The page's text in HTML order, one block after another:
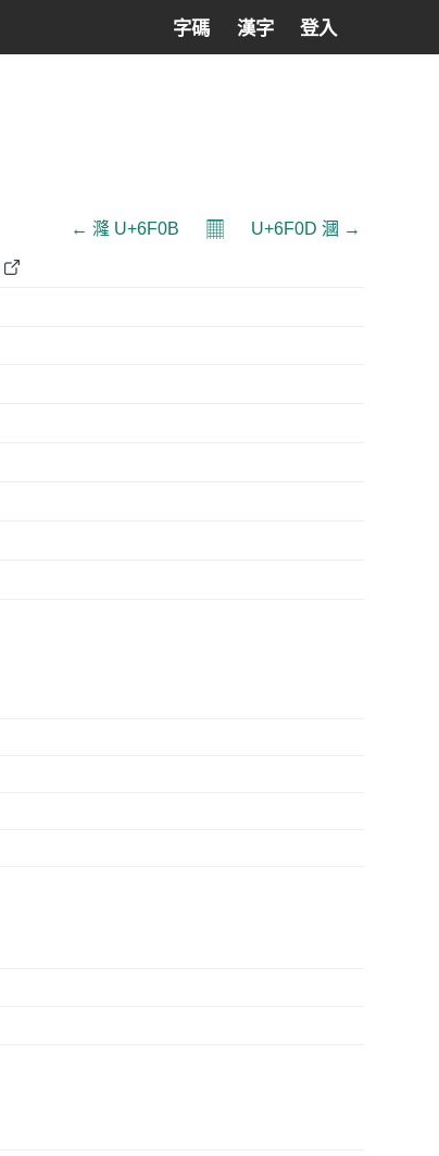
字碼 漢字 登入
← 漋 U+6F0B 𝄜 U+6F0D 漍 →